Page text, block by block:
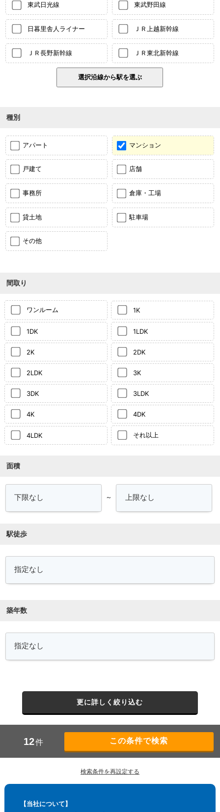
東武日光線 東武野田線
日暮里舎人ライナー ＪＲ上越新幹線
ＪＲ長野新幹線 ＪＲ東北新幹線
種別
アパート マンション
戸建て 店舗
事務所 倉庫・工場
貸土地 駐車場
その他
間取り
ワンルーム 1K
1DK 1LDK
2K 2DK
2LDK 3K
3DK 3LDK
4K 4DK
4LDK それ以上
面積
～
駅徒歩
築年数
更に詳しく絞り込む
12件
検索条件を再設定する
【当社について】